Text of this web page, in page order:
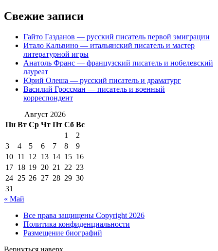
Свежие записи
Гайто Газданов — русский писатель первой эмиграции
Итало Кальвино — итальянский писатель и мастер
литературной игры
Анатоль Франс — французский писатель и нобелевский
лауреат
Юрий Олеша — русский писатель и драматург
Василий Гроссман — писатель и военный
корреспондент
Август 2026
Пн Вт Ср Чт Пт Сб Вс
1
2
3
4 5 6 7 8
9
10 11 12 13 14 15 16
17 18 19 20 21 22 23
24 25 26 27 28 29 30
31
« Май
Все права защищены Copyright 2026
Политика конфиденциальности
Размещение биографий
Вернуться наверх